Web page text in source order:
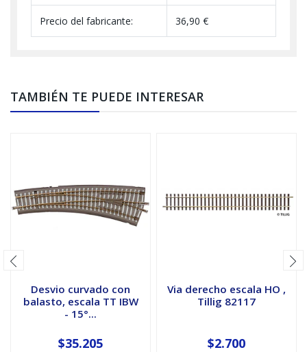
Precio del fabricante: 36,90 €
TAMBIÉN TE PUEDE INTERESAR
Desvio curvado con
balasto, escala TT IBW
- 15°...
$35.205
Via derecho escala HO ,
Tillig 82117
$2.700